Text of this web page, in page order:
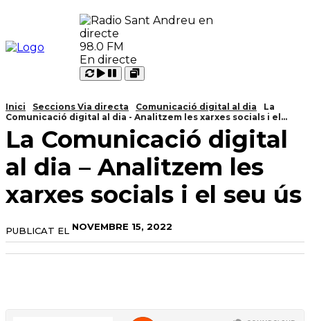
98.0 FM
En directe
Carregant
Reproduir
Pausar
Open
Inici Seccions Via directa Comunicació digital al dia
La
Comunicació digital al dia - Analitzem les xarxes socials i el...
La Comunicació digital
al dia – Analitzem les
xarxes socials i el seu ús
PUBLICAT EL NOVEMBRE 15, 2022